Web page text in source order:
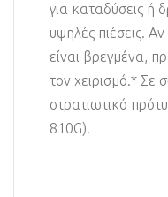
για καταδύσεις ή
υψηλές πιέσεις.
είναι βρεγμένα,
τον χειρισμό.*
στρατιωτικό
810G).